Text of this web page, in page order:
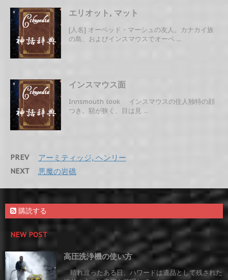
エリオット, マット
[人名] オーベッド・マーシュの友人。カナカイ族
の島、およびインスマウスでオーベ ...
インスマウス面
Innsmouth look インスマウスの住人独特の顔
つき。額が狭く、目は見 ...
PREV アーミティッジ, ヘンリー
NEXT 悪魔の岩礁
購読する
NEW POST
高圧洗浄機の使い方
晴れ渡ったある日、ハワードは遺品として残された